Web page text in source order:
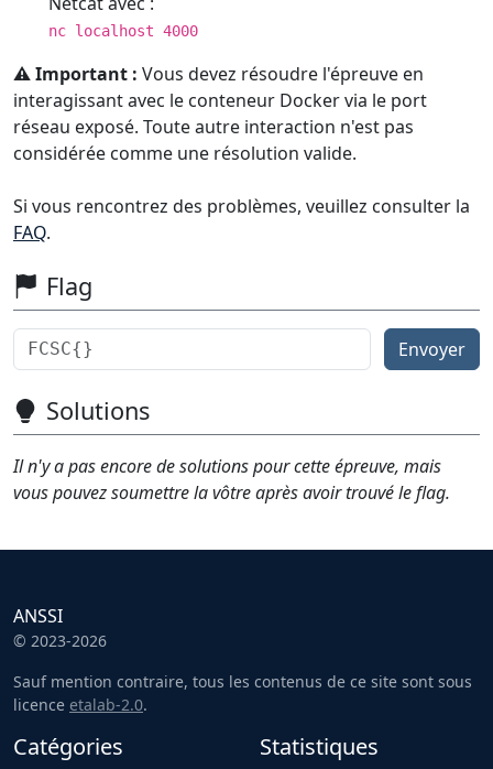
nc localhost 4000
⚠️ Important : Vous devez résoudre l'épreuve en
interagissant avec le conteneur Docker via le port
réseau exposé. Toute autre interaction n'est pas
considérée comme une résolution valide.
Si vous rencontrez des problèmes, veuillez consulter la
FAQ.
Flag
Envoyer
Solutions
Il n'y a pas encore de solutions pour cette épreuve, mais
vous pouvez soumettre la vôtre après avoir trouvé le flag.
ANSSI
© 2023-2026
Sauf mention contraire, tous les contenus de ce site sont sous
licence etalab-2.0.
Catégories Statistiques